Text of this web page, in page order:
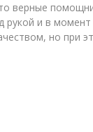
верные
и в
но